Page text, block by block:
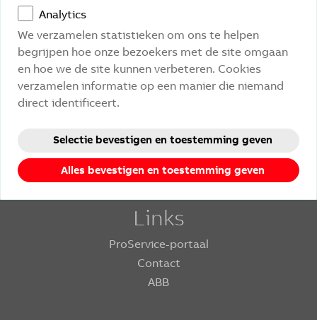
This site is protected by reCAPTCHA and the Google
Terms of Service apply.
Analytics
We verzamelen statistieken om ons te helpen
begrijpen hoe onze bezoekers met de site omgaan
en hoe we de site kunnen verbeteren. Cookies
verzamelen informatie op een manier die niemand
direct identificeert.
Selectie bevestigen en toestemming geven
Alles bevestigen en toestemming geven
Links
ProService-portaal
Contact
ABB